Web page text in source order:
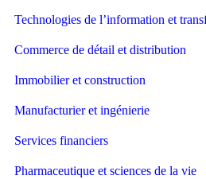
Technologies de l’information et
Commerce de détail et distribution
Immobilier et construction
Manufacturier et ingénierie
Services financiers
Pharmaceutique et sciences de la vie